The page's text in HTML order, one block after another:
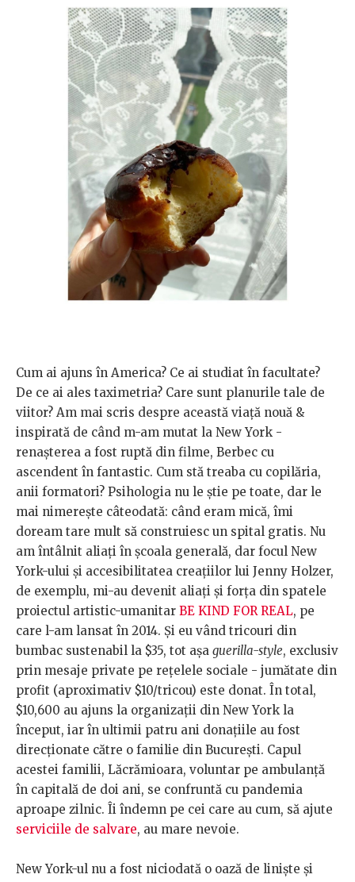
Cum ai ajuns în America? Ce ai studiat în facultate?
De ce ai ales taximetria? Care sunt planurile tale de
viitor? Am mai scris despre această viață nouă &
inspirată de când m-am mutat la New York -
renașterea a fost ruptă din filme, Berbec cu
ascendent în fantastic. Cum stă treaba cu copilăria,
anii formatori? Psihologia nu le știe pe toate, dar le
mai nimerește câteodată: când eram mică, îmi
doream tare mult să construiesc un spital gratis. Nu
am întâlnit aliați în școala generală, dar focul New
York-ului și accesibilitatea creațiilor lui Jenny Holzer,
de exemplu, mi-au devenit aliați și forța din spatele
proiectul artistic-umanitar BE KIND FOR REAL, pe
care l-am lansat în 2014. Și eu vând tricouri din
bumbac sustenabil la $35, tot așa guerilla-style, exclusiv
prin mesaje private pe rețelele sociale - jumătate din
profit (aproximativ $10/tricou) este donat. În total,
$10,600 au ajuns la organizații din New York la
început, iar în ultimii patru ani donațiile au fost
direcționate către o familie din București. Capul
acestei familii, Lăcrămioara, voluntar pe ambulanță
în capitală de doi ani, se confruntă cu pandemia
aproape zilnic. Îi îndemn pe cei care au cum, să ajute
serviciile de salvare, au mare nevoie.
New York-ul nu a fost niciodată o oază de liniște și